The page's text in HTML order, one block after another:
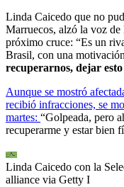
Linda Caicedo que no
Marruecos, alzó la voz de
próximo cruce: “Es un
Brasil, con una
recuperarnos, dejar
Aunque se mostró
recibió infracciones, se
martes: “Golpeada, pero
recuperarme y estar bien
Linda Caicedo con la
alliance via Getty I